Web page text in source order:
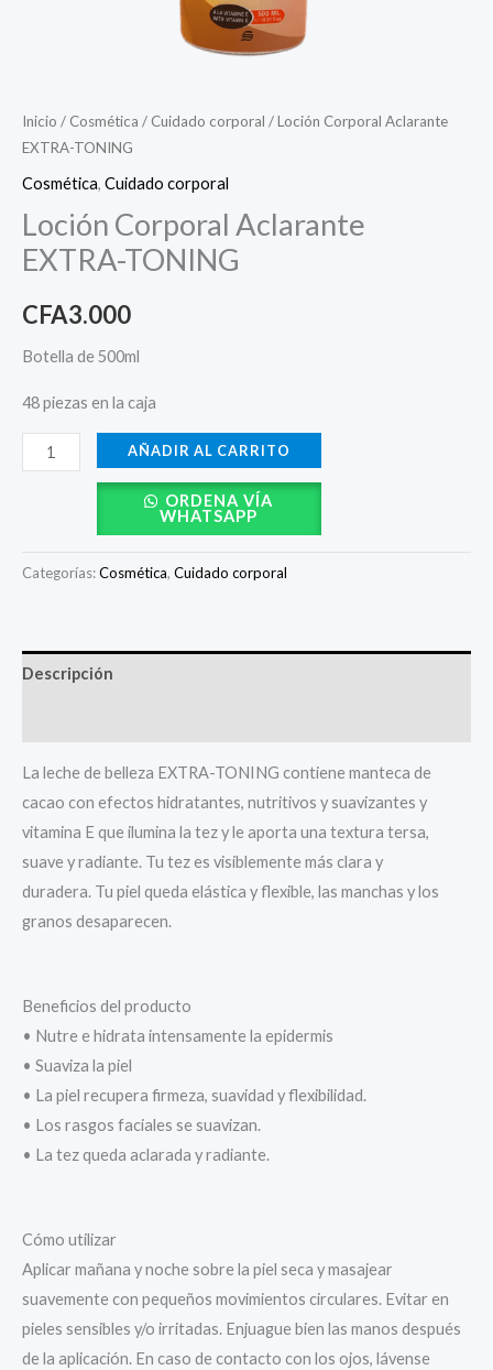
Inicio / Cosmética / Cuidado corporal / Loción Corporal Aclarante
EXTRA-TONING
Cosmética, Cuidado corporal
Loción Corporal Aclarante
EXTRA-TONING
CFA3.000
Botella de 500ml
48 piezas en la caja
AÑADIR AL CARRITO
ORDENA VÍA
WHATSAPP
Categorías:Cosmética, Cuidado corporal
Descripción
La leche de belleza EXTRA-TONING contiene manteca de
cacao con efectos hidratantes, nutritivos y suavizantes y
vitamina E que ilumina la tez y le aporta una textura tersa,
suave y radiante. Tu tez es visiblemente más clara y
duradera. Tu piel queda elástica y flexible, las manchas y los
granos desaparecen.
Beneficios del producto
• Nutre e hidrata intensamente la epidermis
• Suaviza la piel
• La piel recupera firmeza, suavidad y flexibilidad.
• Los rasgos faciales se suavizan.
• La tez queda aclarada y radiante.
Cómo utilizar
Aplicar mañana y noche sobre la piel seca y masajear
suavemente con pequeños movimientos circulares. Evitar en
pieles sensibles y/o irritadas. Enjuague bien las manos después
de la aplicación. En caso de contacto con los ojos, lávense